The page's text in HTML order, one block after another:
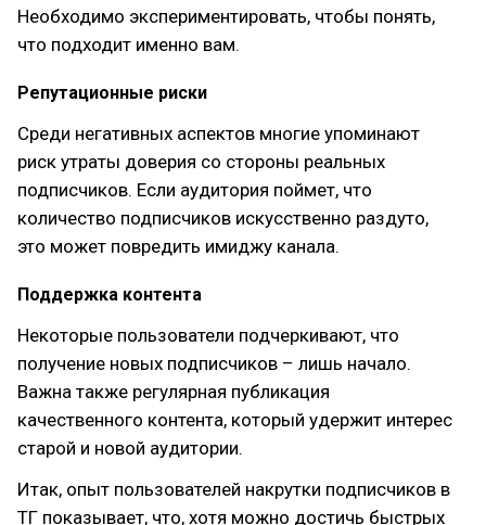
Необходимо экспериментировать, чтобы понять,
что подходит именно вам.
Репутационные риски
Среди негативных аспектов многие упоминают
риск утраты доверия со стороны реальных
подписчиков. Если аудитория поймет, что
количество подписчиков искусственно раздуто,
это может повредить имиджу канала.
Поддержка контента
Некоторые пользователи подчеркивают, что
получение новых подписчиков – лишь начало.
Важна также регулярная публикация
качественного контента, который удержит интерес
старой и новой аудитории.
Итак, опыт пользователей накрутки подписчиков в
ТГ показывает, что, хотя можно достичь быстрых